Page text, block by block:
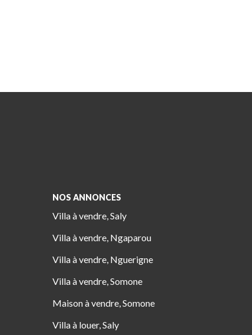
NOS ANNONCES
Villa à vendre, Saly
Villa à vendre, Ngaparou
Villa à vendre, Nguerigne
Villa à vendre, Somone
Maison à vendre, Somone
Villa à louer, Saly